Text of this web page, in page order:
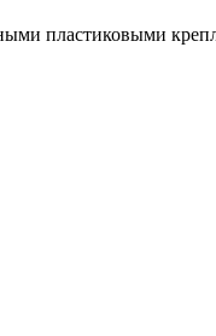
пластиковыми